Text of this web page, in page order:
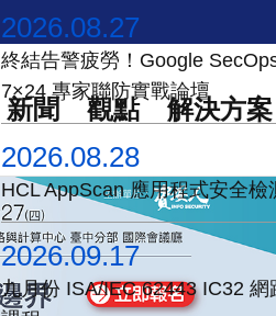
新聞 觀點 解決方案
2026.08.27
終結告警疲勞！Google
7×24 專家聯防實戰論壇
2026.08.28
HCL AppScan 應用程式安全檢
2026.09.17
九月份 ISA/IEC 62443 IC32